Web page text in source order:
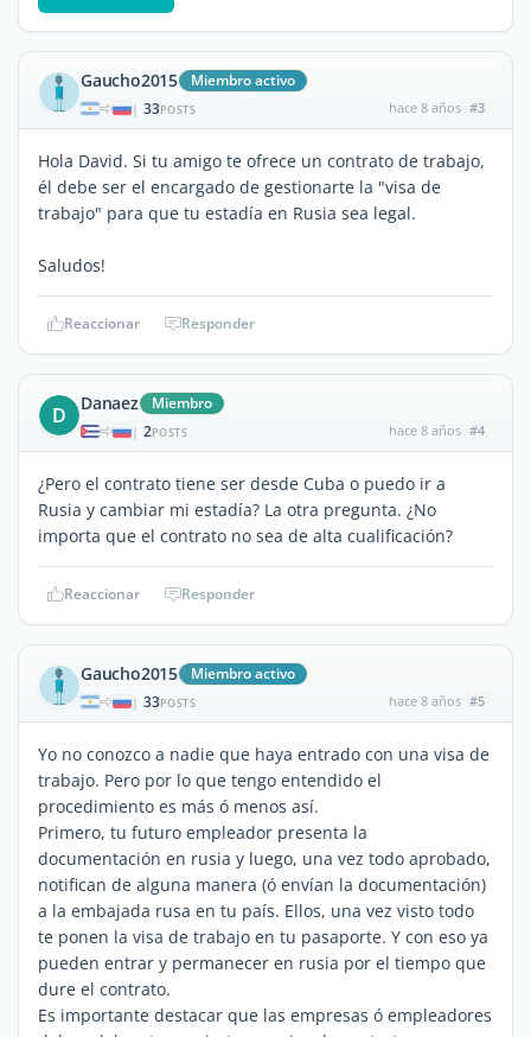
Gaucho2015 Miembro activo
| 33POSTS hace 8 años #3
Hola David. Si tu amigo te ofrece un contrato de trabajo,
él debe ser el encargado de gestionarte la "visa de
trabajo" para que tu estadía en Rusia sea legal.
Saludos!
Reaccionar Responder
D Danaez Miembro
| 2POSTS hace 8 años #4
¿Pero el contrato tiene ser desde Cuba o puedo ir a
Rusia y cambiar mi estadía? La otra pregunta. ¿No
importa que el contrato no sea de alta cualificación?
Reaccionar Responder
Gaucho2015 Miembro activo
| 33POSTS hace 8 años #5
Yo no conozco a nadie que haya entrado con una visa de
trabajo. Pero por lo que tengo entendido el
procedimiento es más ó menos así.
Primero, tu futuro empleador presenta la
documentación en rusia y luego, una vez todo aprobado,
notifican de alguna manera (ó envían la documentación)
a la embajada rusa en tu país. Ellos, una vez visto todo
te ponen la visa de trabajo en tu pasaporte. Y con eso ya
pueden entrar y permanecer en rusia por el tiempo que
dure el contrato.
Es importante destacar que las empresas ó empleadores